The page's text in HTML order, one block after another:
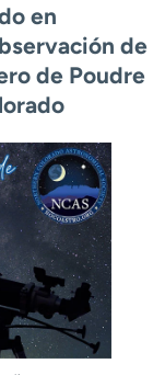
en
de
de Poudre